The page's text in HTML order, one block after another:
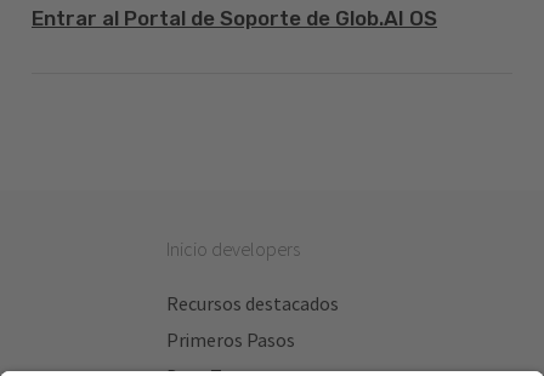
Entrar al Portal de Soporte de Glob.AI OS
Inicio developers
Recursos destacados
Primeros Pasos